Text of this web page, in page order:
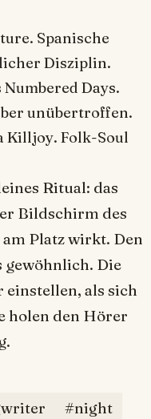
. Spanische
Disziplin.
Days.
unübertroffen.
Killjoy. Folk-Soul
Ritual: das
Bildschirm des
Platz wirkt. Den
gewöhnlich. Die
als sich
holen den Hörer
#night